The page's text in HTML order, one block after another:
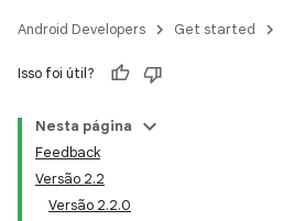
Android Developers Get started
Isso foi útil?
Nesta página
Feedback
Versão 2.2
Versão 2.2.0